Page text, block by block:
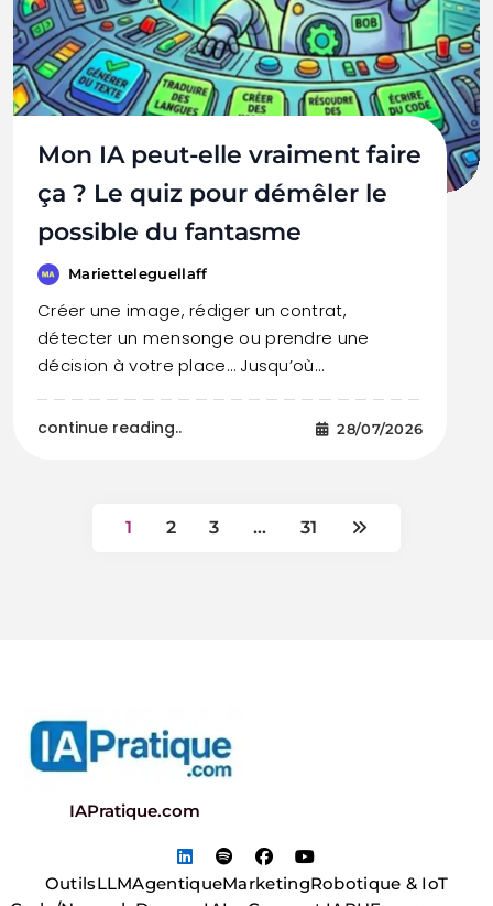
Mon IA peut-elle vraiment faire
ça ? Le quiz pour démêler le
possible du fantasme
Marietteleguellaff
Créer une image, rédiger un contrat,
détecter un mensonge ou prendre une
décision à votre place… Jusqu’où…
continue reading.. 28/07/2026
1 2 3 … 31
IAPratique.com
OutilsLLMAgentiqueMarketingRobotique & IoT